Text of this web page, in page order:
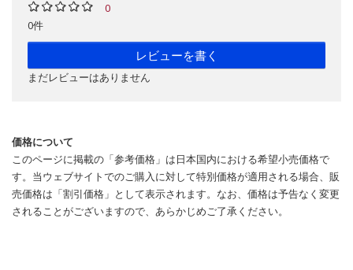
0
0件
レビューを書く
まだレビューはありません
価格について
このページに掲載の「参考価格」は日本国内における希望小売価格で
す。当ウェブサイトでのご購入に対して特別価格が適用される場合、販
売価格は「割引価格」として表示されます。なお、価格は予告なく変更
されることがございますので、あらかじめご了承ください。